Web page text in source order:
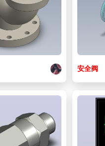
安全阀